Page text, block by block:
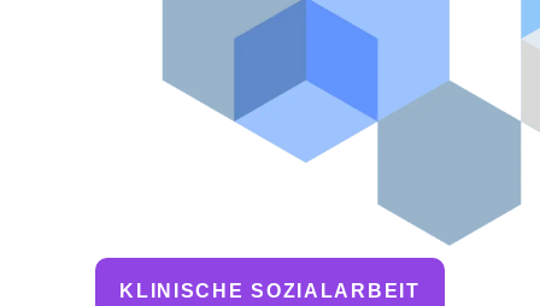
KLINISCHE SOZIALARBEIT